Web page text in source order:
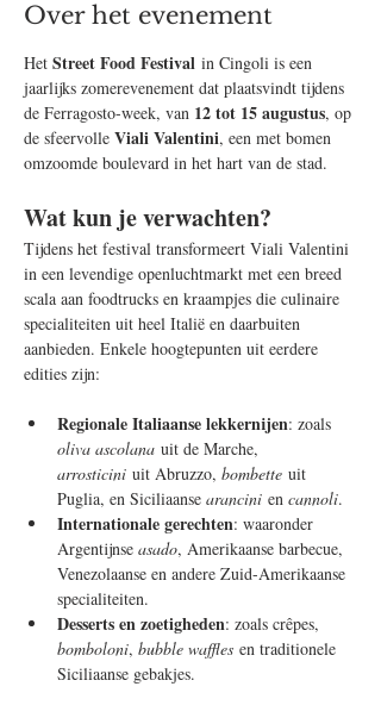
Over het evenement
Het Street Food Festival in Cingoli is een
jaarlijks zomerevenement dat plaatsvindt tijdens
de Ferragosto-week, van 12 tot 15 augustus, op
de sfeervolle Viali Valentini, een met bomen
omzoomde boulevard in het hart van de stad.
Wat kun je verwachten?
Tijdens het festival transformeert Viali Valentini
in een levendige openluchtmarkt met een breed
scala aan foodtrucks en kraampjes die culinaire
specialiteiten uit heel Italië en daarbuiten
aanbieden. Enkele hoogtepunten uit eerdere
edities zijn:
Regionale Italiaanse lekkernijen: zoals
oliva ascolana uit de Marche,
arrosticini uit Abruzzo, bombette uit
Puglia, en Siciliaanse arancini en cannoli.
Internationale gerechten: waaronder
Argentijnse asado, Amerikaanse barbecue,
Venezolaanse en andere Zuid-Amerikaanse
specialiteiten.
Desserts en zoetigheden: zoals crêpes,
bomboloni, bubble waffles en traditionele
Siciliaanse gebakjes.